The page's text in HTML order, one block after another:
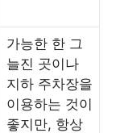
가능한 한 그
늘진 곳이나
지하 주차장을
이용하는 것이
좋지만, 항상